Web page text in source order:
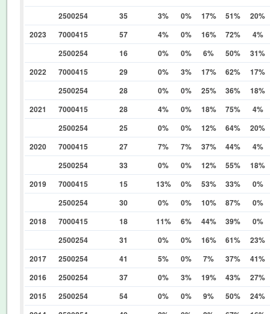
2500254
35 3% 0% 17% 51%
20%
2023
7000415 57 4% 0% 16% 72%
4%
2500254
16 0% 0% 6% 50%
31%
2022
7000415 29 0% 3% 17% 62%
17%
2500254
28 0% 0% 25% 36%
18%
2021
7000415 28 4% 0% 18% 75%
4%
2500254
25 0% 0% 12% 64%
20%
2020
7000415 27 7% 7% 37% 44%
4%
2500254
33 0% 0% 12% 55%
18%
2019
7000415 15 13% 0% 53% 33%
0%
2500254
30 0% 0% 10% 87%
0%
2018
7000415 18 11% 6% 44% 39%
0%
2500254
31 0% 0% 16% 61%
23%
2017
2500254 41 5% 0% 7% 37%
41%
2016
2500254 37 0% 3% 19% 43%
27%
2015
2500254 54 0% 0% 9% 50%
24%